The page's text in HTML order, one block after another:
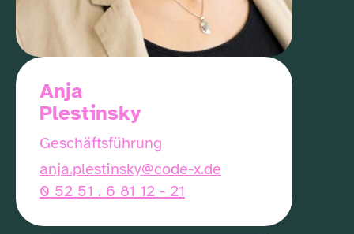
Anja
Plestinsky
Geschäftsführung
anja.plestinsky@code-x.de
0 52 51 . 6 81 12 - 21